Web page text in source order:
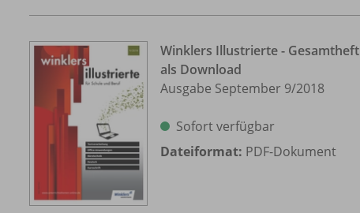
Winklers Illustrierte - Gesamtheft
als Download
Ausgabe September 9/2018
Sofort verfügbar
Dateiformat: PDF-Dokument